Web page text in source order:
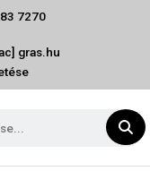
7270
gras.hu